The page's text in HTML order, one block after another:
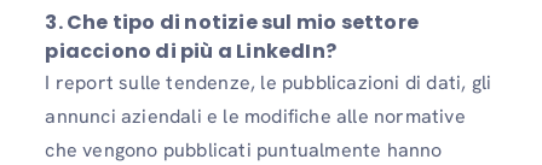
3. Che tipo di notizie sul mio settore
piacciono di più a LinkedIn?
I report sulle tendenze, le pubblicazioni di dati, gli
annunci aziendali e le modifiche alle normative
che vengono pubblicati puntualmente hanno